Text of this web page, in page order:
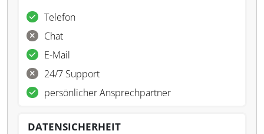
Telefon
Chat
E-Mail
24/7 Support
persönlicher Ansprechpartner
DATENSICHERHEIT